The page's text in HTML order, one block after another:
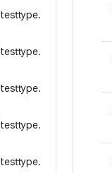
testtype.
testtype.
testtype.
testtype.
testtype.